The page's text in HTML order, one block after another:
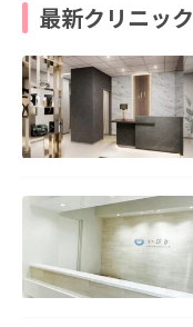
最新クリニック